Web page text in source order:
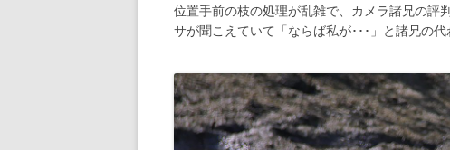
位置手前の枝の処理が乱雑で、カメラ諸兄の評
サが聞こえていて「ならば私が･･･」と諸兄の